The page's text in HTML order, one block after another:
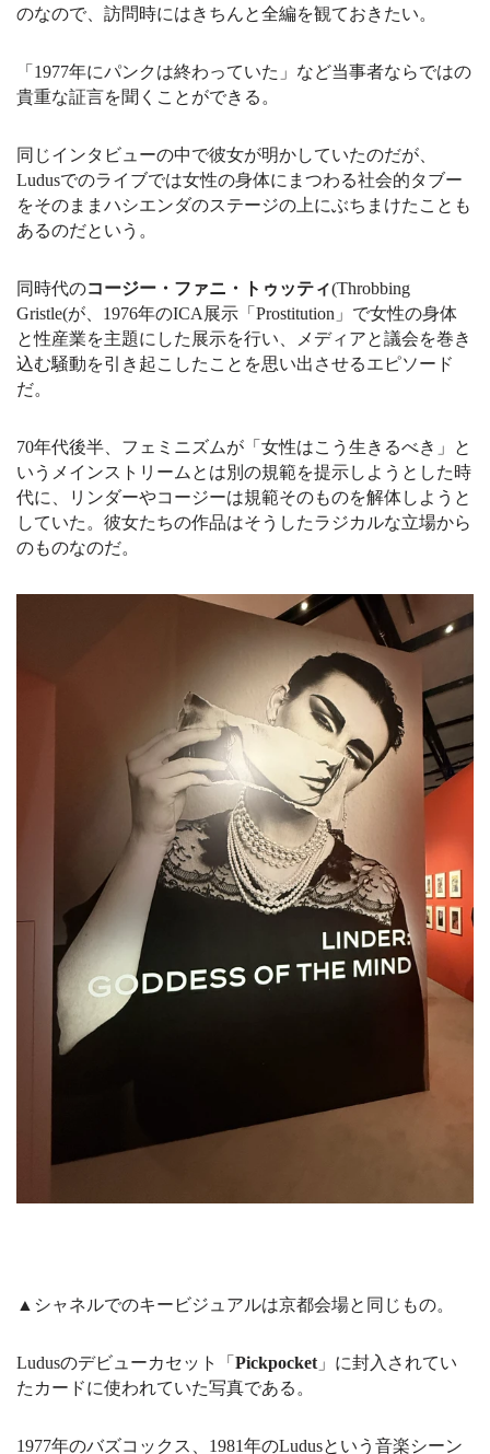
のなので、訪問時にはきちんと全編を観ておきたい。
「1977年にパンクは終わっていた」など当事者ならではの
貴重な証言を聞くことができる。
同じインタビューの中で彼女が明かしていたのだが、
Ludusでのライブでは女性の身体にまつわる社会的タブー
をそのままハシエンダのステージの上にぶちまけたことも
あるのだという。
同時代のコージー・ファニ・トゥッティ(Throbbing
Gristle(が、1976年のICA展示「Prostitution」で女性の身体
と性産業を主題にした展示を行い、メディアと議会を巻き
込む騒動を引き起こしたことを思い出させるエピソード
だ。
70年代後半、フェミニズムが「女性はこう生きるべき」と
いうメインストリームとは別の規範を提示しようとした時
代に、リンダーやコージーは規範そのものを解体しようと
していた。彼女たちの作品はそうしたラジカルな立場から
のものなのだ。
▲シャネルでのキービジュアルは京都会場と同じもの。
Ludusのデビューカセット「 Pickpocket」に封入されてい
たカードに使われていた写真である。
1977年のバズコックス、1981年のLudusという音楽シーン